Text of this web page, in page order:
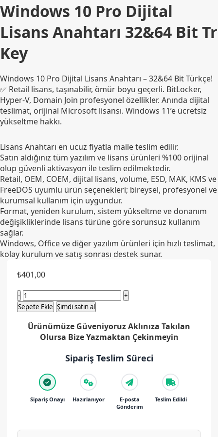
Windows 10 Pro Dijital
Lisans Anahtarı 32&64 Bit Tr
Key
Windows 10 Pro Dijital Lisans Anahtarı – 32&64 Bit Türkçe!
✅ Retail lisans, taşınabilir, ömür boyu geçerli. BitLocker,
Hyper-V, Domain Join profesyonel özellikler. Anında dijital
teslimat, orijinal Microsoft lisansı. Windows 11’e ücretsiz
yükseltme hakkı.
Lisans Anahtarı en ucuz fiyatla maile teslim edilir.
Satın aldığınız tüm yazılım ve lisans ürünleri %100 orijinal
olup güvenli aktivasyon ile teslim edilmektedir.
Retail, OEM, COEM, dijital lisans, volume, ESD, MAK, KMS ve
FreeDOS uyumlu ürün seçenekleri; bireysel, profesyonel ve
kurumsal kullanım için uygundur.
Format, yeniden kurulum, sistem yükseltme ve donanım
değişikliklerinde lisans türüne göre sorunsuz kullanım
sağlar.
Windows, Office ve diğer yazılım ürünleri için hızlı teslimat,
kolay kurulum ve satış sonrası destek sunar.
₺401,00
Windows
10
Dijital
Lisans
adet
Sepete Ekle Şimdi satın al
Ürünümüze Güveniyoruz Aklınıza Takılan
Olursa Bize Yazmaktan Çekinmeyin
Sipariş Teslim Süreci
Sipariş Onayı Hazırlanıyor
E-posta
Gönderim
Teslim Edildi